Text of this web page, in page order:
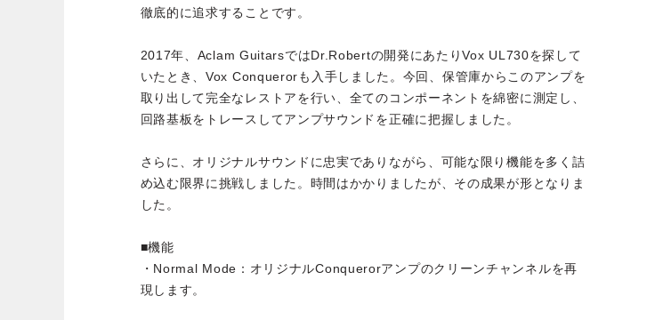
徹底的に追求することです。
2017年、Aclam GuitarsではDr.Robertの開発にあたりVox UL730を探して
いたとき、Vox Conquerorも入手しました。今回、保管庫からこのアンプを
取り出して完全なレストアを行い、全てのコンポーネントを綿密に測定し、
回路基板をトレースしてアンプサウンドを正確に把握しました。
さらに、オリジナルサウンドに忠実でありながら、可能な限り機能を多く詰
め込む限界に挑戦しました。時間はかかりましたが、その成果が形となりま
した。
■機能
・Normal Mode：オリジナルConquerorアンプのクリーンチャンネルを再
現します。